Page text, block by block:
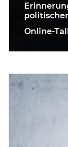
Online-